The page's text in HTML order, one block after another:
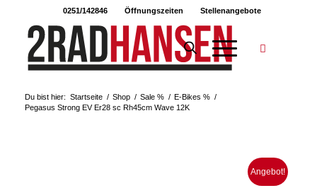
0251/142846 Öffnungszeiten Stellenangebote
Du bist hier: Startseite / Shop / Sale % / E-Bikes % /
Pegasus Strong EV Er28 sc Rh45cm Wave 12K
Angebot!